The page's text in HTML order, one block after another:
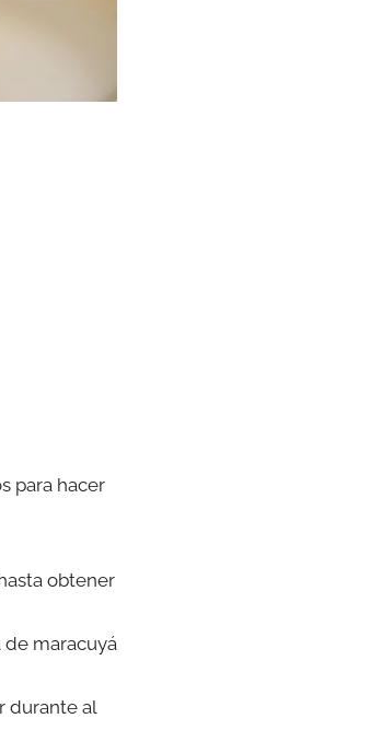
para hacer
obtener
de maracuyá
durante al